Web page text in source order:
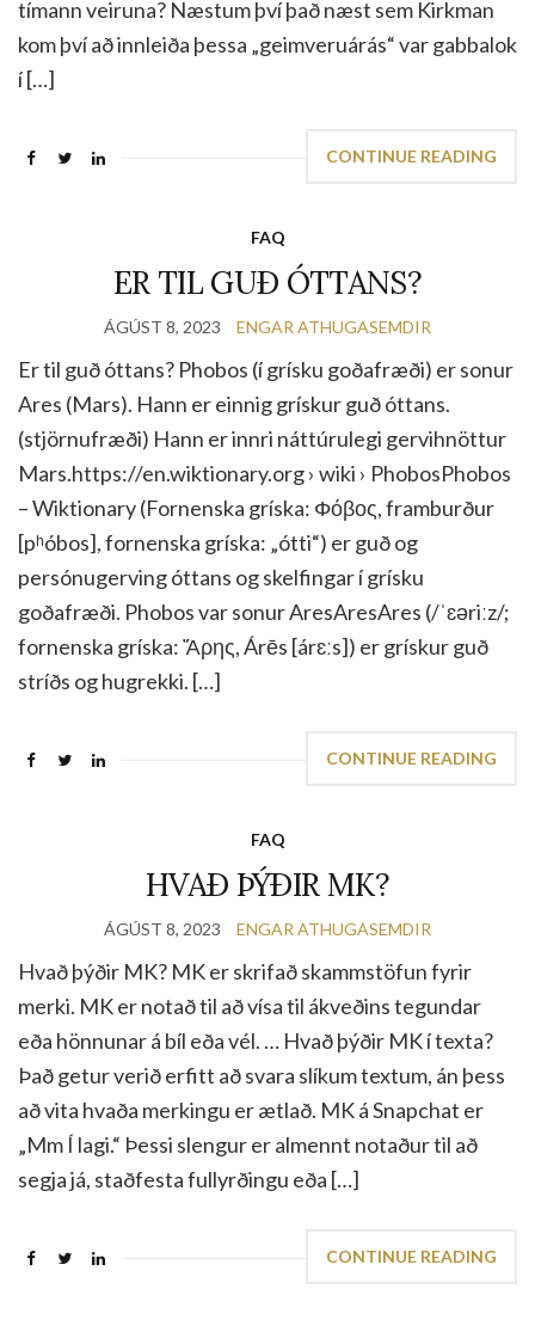
tímann veiruna? Næstum því það næst sem Kirkman
kom því að innleiða þessa „geimveruárás“ var gabbalok
í […]
CONTINUE READING
FAQ
ER TIL GUÐ ÓTTANS?
ÁGÚST 8, 2023 ENGAR ATHUGASEMDIR
Er til guð óttans? Phobos (í grísku goðafræði) er sonur
Ares (Mars). Hann er einnig grískur guð óttans.
(stjörnufræði) Hann er innri náttúrulegi gervihnöttur
Mars.https://en.wiktionary.org › wiki › PhobosPhobos
– Wiktionary (Fornenska gríska: Φόβος, framburður
[pʰóbos], fornenska gríska: „ótti“) er guð og
persónugerving óttans og skelfingar í grísku
goðafræði. Phobos var sonur AresAresAres (/ˈɛəriːz/;
fornenska gríska: Ἄρης, Árēs [árɛːs]) er grískur guð
stríðs og hugrekki. […]
CONTINUE READING
FAQ
HVAÐ ÞÝÐIR MK?
ÁGÚST 8, 2023 ENGAR ATHUGASEMDIR
Hvað þýðir MK? MK er skrifað skammstöfun fyrir
merki. MK er notað til að vísa til ákveðins tegundar
eða hönnunar á bíl eða vél. … Hvað þýðir MK í texta?
Það getur verið erfitt að svara slíkum textum, án þess
að vita hvaða merkingu er ætlað. MK á Snapchat er
„Mm Í lagi.“ Þessi slengur er almennt notaður til að
segja já, staðfesta fullyrðingu eða […]
CONTINUE READING